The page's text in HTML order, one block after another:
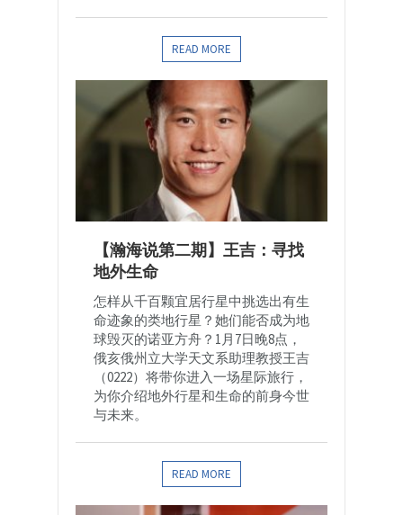
READ MORE
【瀚海说第二期】王吉：寻找
地外生命
怎样从千百颗宜居行星中挑选出有生
命迹象的类地行星？她们能否成为地
球毁灭的诺亚方舟？1月7日晚8点，
俄亥俄州立大学天文系助理教授王吉
（0222）将带你进入一场星际旅行，
为你介绍地外行星和生命的前身今世
与未来。
READ MORE